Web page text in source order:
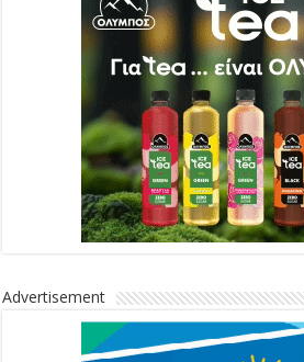
Advertisement